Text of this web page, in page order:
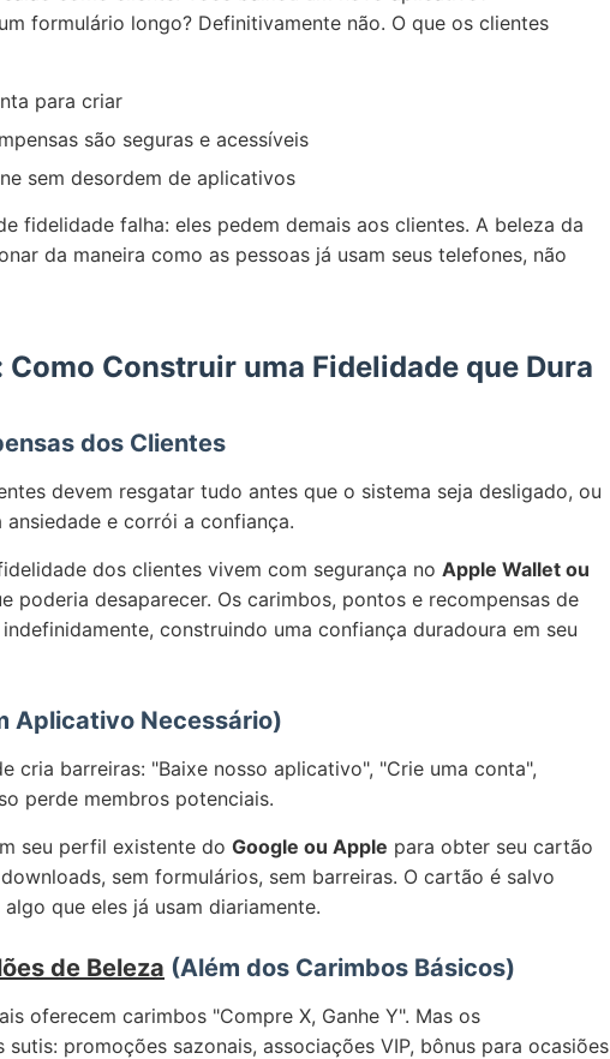
formulário longo? Definitivamente não. O que os clientes
para criar
são seguras e acessíveis
sem desordem de aplicativos
fidelidade falha: eles pedem demais aos clientes. A beleza da
da maneira como as pessoas já usam seus telefones, não
Como Construir uma Fidelidade que Dura
dos Clientes
devem resgatar tudo antes que o sistema seja desligado, ou
e corrói a confiança.
dos clientes vivem com segurança no Apple Wallet ou
poderia desaparecer. Os carimbos, pontos e recompensas de
construindo uma confiança duradoura em seu
Aplicativo Necessário)
cria barreiras: "Baixe nosso aplicativo", "Crie uma conta",
perde membros potenciais.
seu perfil existente do Google ou Apple para obter seu cartão
sem formulários, sem barreiras. O cartão é salvo
que eles já usam diariamente.
de Beleza (Além dos Carimbos Básicos)
oferecem carimbos "Compre X, Ganhe Y". Mas os
promoções sazonais, associações VIP, bônus para ocasiões